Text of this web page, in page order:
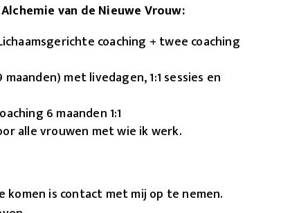
van de Nieuwe Vrouw:
coaching + twee coaching
met livedagen, 1:1 sessies en
6 maanden 1:1
alle vrouwen met wie ik werk.
is contact met mij op te nemen.